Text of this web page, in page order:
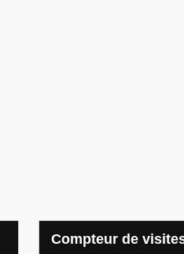
Compteur de